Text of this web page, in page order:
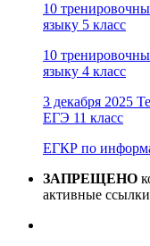
10
языку 5 класс
10
языку 4 класс
3 декабря 2025
ЕГЭ 11 класс
ЕГКР по
ЗАПРЕЩЕНО
активные